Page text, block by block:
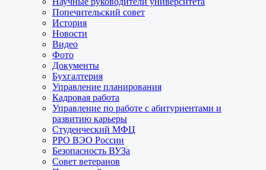
Попечительский совет
История
Новости
Видео
Фото
Документы
Бухгалтерия
Управление планирования
Кадровая работа
Управление по работе с абитуриентами и
развитию карьеры
Студенческий МФЦ
РРО ВЭО России
Безопасность ВУЗа
Совет ветеранов